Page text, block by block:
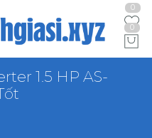
0
0
1.5 HP AS-